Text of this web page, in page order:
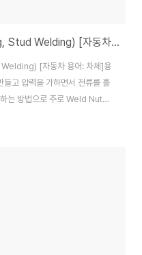
53. 돌기용접(Projection Welding, Stud Welding) [자동차 용어: 차체]
[자동차 용어: 차체]용
들고 압력을 가하면서 전류를 흘
는 방법으로 주로 Weld Nut의